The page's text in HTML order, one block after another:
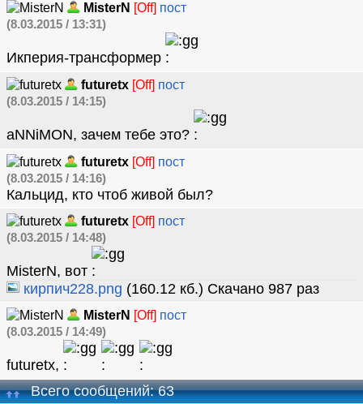
MisterN [Off] пост
(8.03.2015 / 13:31)
Икперия-трансформер
futuretx [Off] пост
(8.03.2015 / 14:15)
aNNiMON, зачем тебе это?
futuretx [Off] пост
(8.03.2015 / 14:16)
Кальцид, кто чтоб живой был?
futuretx [Off] пост
(8.03.2015 / 14:48)
MisterN, вот
кирпич228.png (160.12 кб.) Скачано 987 раз
MisterN [Off] пост
(8.03.2015 / 14:49)
futuretx,
Всего сообщений: 63